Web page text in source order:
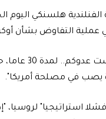
هلسنكي اليوم
عملية التفاوض بشأن
وقال بلينكن مخاطبا
يصب في مصلحة أمريكا".
استراتيجيا"